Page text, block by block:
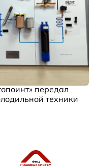
передал
техники